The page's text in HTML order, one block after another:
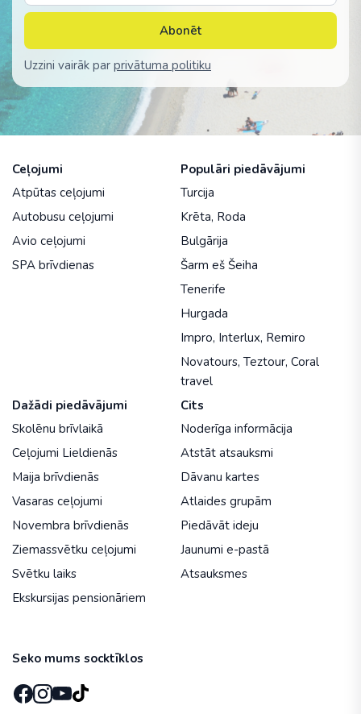
Abonēt
Uzzini vairāk par privātuma politiku
Ceļojumi
Atpūtas ceļojumi
Autobusu ceļojumi
Avio ceļojumi
SPA brīvdienas
Populāri piedāvājumi
Turcija
Krēta, Roda
Bulgārija
Šarm eš Šeiha
Tenerife
Hurgada
Impro, Interlux, Remiro
Novatours, Teztour, Coral
travel
Dažādi piedāvājumi
Skolēnu brīvlaikā
Ceļojumi Lieldienās
Maija brīvdienās
Vasaras ceļojumi
Novembra brīvdienās
Ziemassvētku ceļojumi
Svētku laiks
Ekskursijas pensionāriem
Cits
Noderīga informācija
Atstāt atsauksmi
Dāvanu kartes
Atlaides grupām
Piedāvāt ideju
Jaunumi e-pastā
Atsauksmes
Seko mums socktīklos